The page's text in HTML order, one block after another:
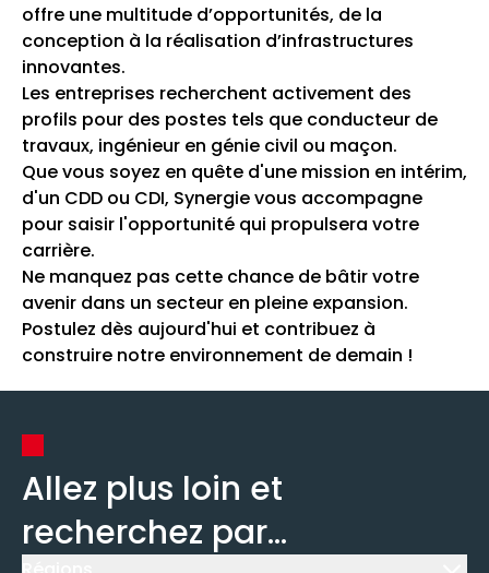
offre une multitude d’opportunités, de la
conception à la réalisation d’infrastructures
innovantes.
Les entreprises recherchent activement des
profils pour des postes tels que conducteur de
travaux, ingénieur en génie civil ou maçon.
Que vous soyez en quête d'une mission en intérim,
d'un CDD ou CDI, Synergie vous accompagne
pour saisir l'opportunité qui propulsera votre
carrière.
Ne manquez pas cette chance de bâtir votre
avenir dans un secteur en pleine expansion.
Postulez dès aujourd'hui et contribuez à
construire notre environnement de demain !
Allez plus loin et
recherchez par...